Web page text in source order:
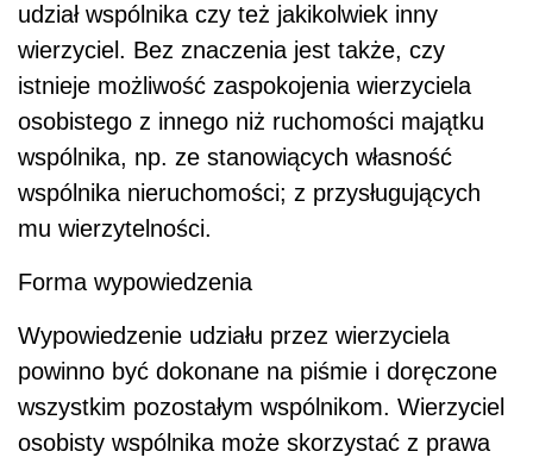
udział wspólnika czy też jakikolwiek inny
wierzyciel. Bez znaczenia jest także, czy
istnieje możliwość zaspokojenia wierzyciela
osobistego z innego niż ruchomości majątku
wspólnika, np. ze stanowiących własność
wspólnika nieruchomości; z przysługujących
mu wierzytelności.
Forma wypowiedzenia
Wypowiedzenie udziału przez wierzyciela
powinno być dokonane na piśmie i doręczone
wszystkim pozostałym wspólnikom. Wierzyciel
osobisty wspólnika może skorzystać z prawa